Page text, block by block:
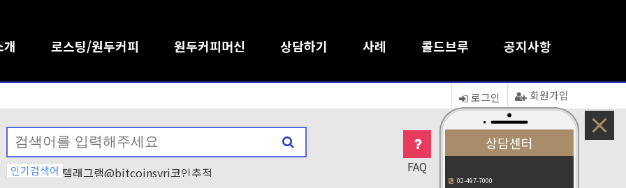
상담센터
02-497-7000
로스팅/원두커피 원두커피머신 상담하기 사례 콜드브루 공지사항
회원가입
로그인
인기검색어 텔래그램@bitcoinsyri코인추적 FAQ
20